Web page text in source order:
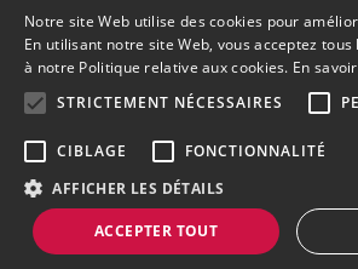
RÉSERVER CETTE OEUVRE
© 2026L'Artothèque
Notre site Web utilise des cookies pour
En utilisant notre site Web, vous acceptez
à notre Politique relative aux cookies. En
STRICTEMENT NÉCESSAIRES
CIBLAGE
FONCTIONNALITÉ
AFFICHER LES DÉTAILS
ACCEPTER TOUT